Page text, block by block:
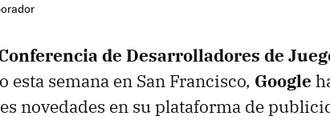
de Desarrolladores de
esta semana en San Francisco, Google
novedades en su plataforma de